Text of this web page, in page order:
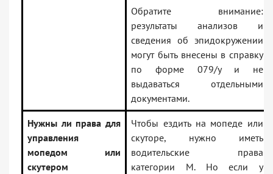
Обратите внимание:
результаты анализов и
сведения об эпидокружении
могут быть внесены в справку
по форме 079/у и не
выдаваться отдельными
документами.
Нужны ли права для
управления
мопедом или
скутером
Чтобы ездить на мопеде или
скуторе, нужно иметь
водительские права
категории М. Но если у